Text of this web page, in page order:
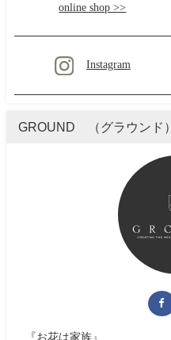
online shop >>
Instagram
GROUND （グラウンド）
『お花は家族』